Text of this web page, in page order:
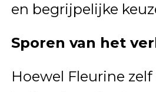
en begrijpelijke
Sporen van het
Hoewel Fleurine